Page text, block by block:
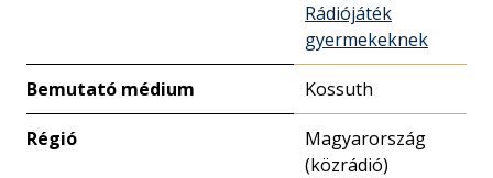
Rádiójáték
gyermekeknek
Bemutató médium Kossuth
Régió
Magyarország
(közrádió)